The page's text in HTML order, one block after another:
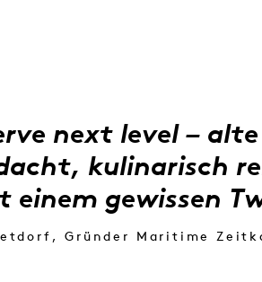
next level –
kulinarisch
einem gewissen
Gründer Maritime